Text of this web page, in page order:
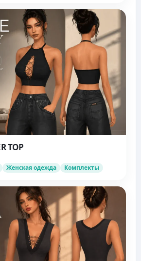
TOP
Женская одежда Комплекты